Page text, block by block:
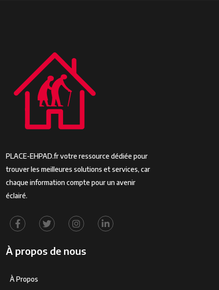
PLACE-EHPAD.fr votre ressource dédiée pour
trouver les meilleures solutions et services, car
chaque information compte pour un avenir
éclairé.
À propos de nous
À Propos